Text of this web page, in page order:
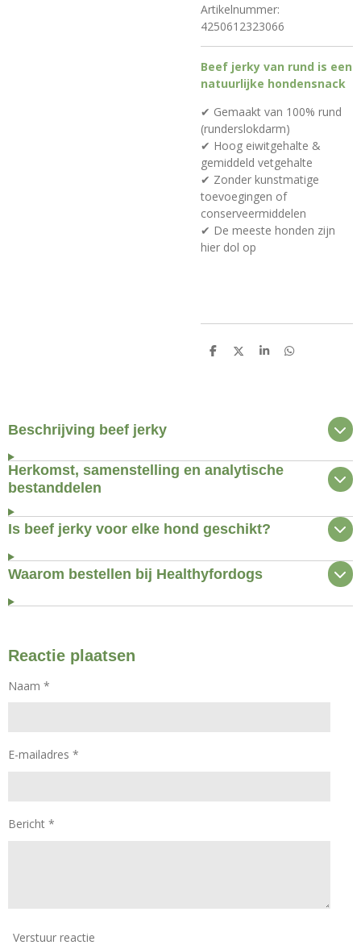
Artikelnummer:
4250612323066
Beef jerky van rund is een
natuurlijke hondensnack
✔ Gemaakt van 100% rund
(runderslokdarm)
✔ Hoog eiwitgehalte &
gemiddeld vetgehalte
✔ Zonder kunstmatige
toevoegingen of
conserveermiddelen
✔ De meeste honden zijn
hier dol op
D
D
S
D
Beschrijving beef jerky
Herkomst, samenstelling en analytische
bestanddelen
Is beef jerky voor elke hond geschikt?
Waarom bestellen bij Healthyfordogs
Reactie plaatsen
Naam *
E-mailadres *
Bericht *
Verstuur reactie